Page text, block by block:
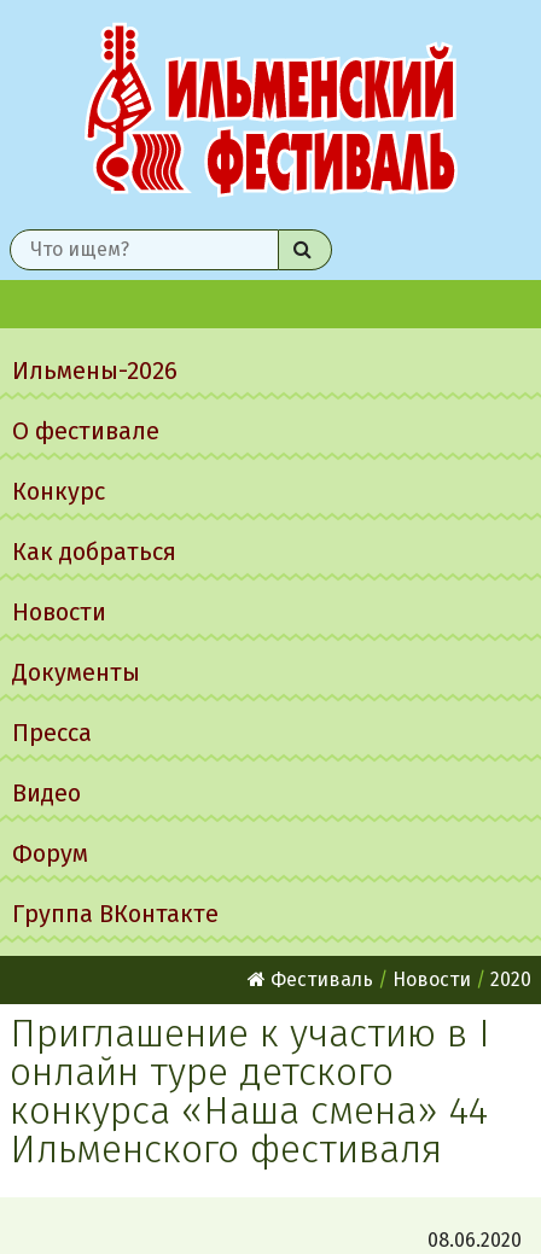
Найти
меню
Ильмены-2026
О фестивале
Конкурс
Как добраться
Новости
Документы
Пресса
Видео
Форум
Группа ВКонтакте
Фестиваль Новости 2020
Приглашение к участию в I
онлайн туре детского
конкурса «Наша смена» 44
Ильменского фестиваля
08.06.2020